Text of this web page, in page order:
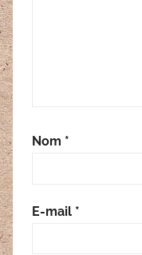
Nom *
E-mail *